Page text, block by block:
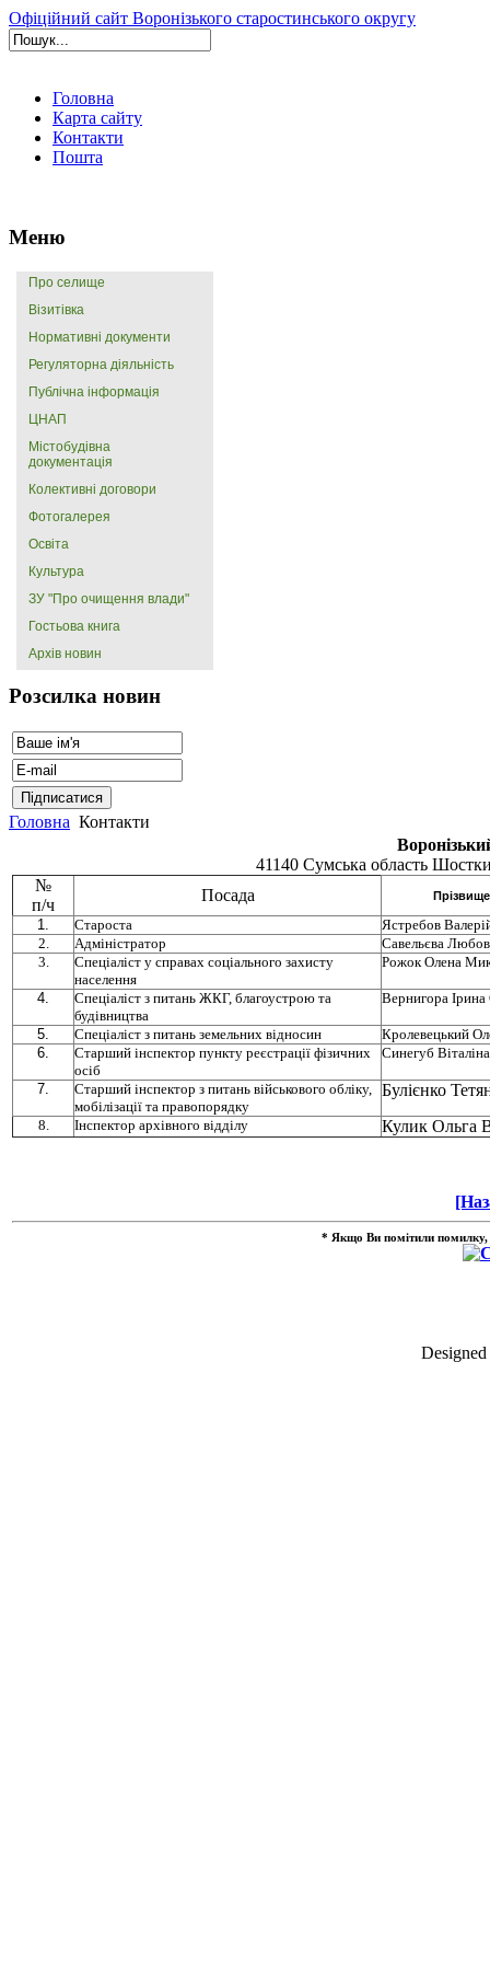
Офіційний сайт Воронізького старостинського округу
Головна
Карта сайту
Контакти
Пошта
Меню
Про селище
Візитівка
Нормативні документи
Регуляторна діяльність
Публічна інформація
ЦНАП
Містобудівна
документація
Колективні договори
Фотогалерея
Освіта
Культура
ЗУ "Про очищення влади"
Гостьова книга
Архів новин
Розсилка новин
Головна Контакти
41140 Сумська область
№
п/ч
Посада
1. Староста
Ястребов
2.
Адміністратор
Савельєва
3.
Спеціаліст у справах соціального захисту
населення
Рожок Олена
4.
Спеціаліст з питань ЖКГ, благоустрою та
будівництва
Вернигора Ірина
5. Спеціаліст з питань земельних відносин
Кролевецький
6.
Старший інспектор пункту реєстрації фізичних
осіб
Синегуб
7.
Старший інспектор з питань військового обліку,
мобілізації та правопорядку
Булієнко
8. Інспектор архівного відділу Кулик Ольга
* Якщо Ви помітили помилку,